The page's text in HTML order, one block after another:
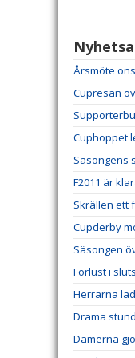
Årsmöte
Cupresan
Cuphoppet
Säsongens
F2011 är
Skrällen ett
Cupderby
Säsongen
Förlust i
Herrarna
Drama
Damerna